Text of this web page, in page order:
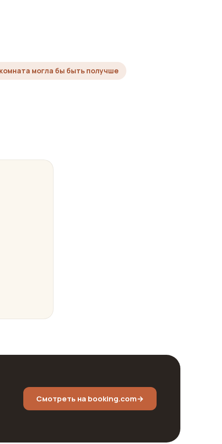
могла бы быть получше
Смотреть на booking.com→